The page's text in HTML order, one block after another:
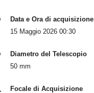
Data e Ora di acquisizione
15 Maggio 2026 00:30
Diametro del Telescopio
50 mm
Focale di Acquisizione